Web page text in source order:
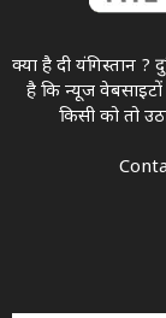
क्या है दी यंगिस्तान ?
है कि न्यूज वेबसाइटों
किसी को तो